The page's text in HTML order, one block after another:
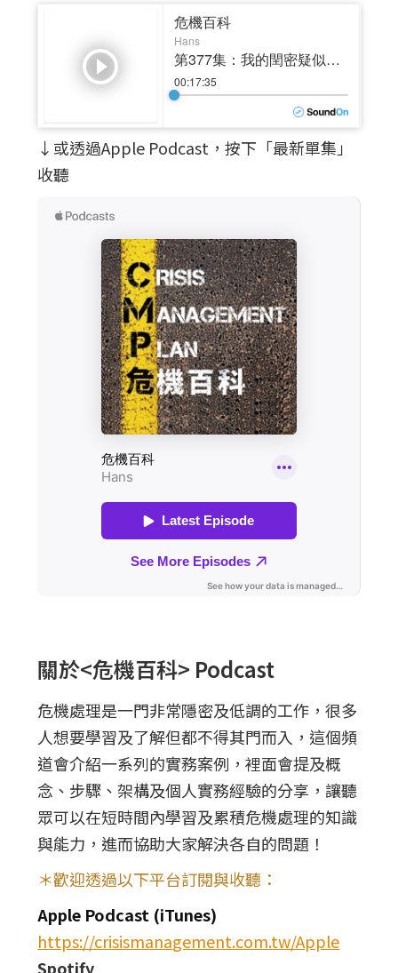
↓或透過Apple Podcast，按下「最新單集」
收聽
關於<危機百科> Podcast
危機處理是一門非常隱密及低調的工作，很多
人想要學習及了解但都不得其門而入，這個頻
道會介紹一系列的實務案例，裡面會提及概
念、步驟、架構及個人實務經驗的分享，讓聽
眾可以在短時間內學習及累積危機處理的知識
與能力，進而協助大家解決各自的問題！
＊歡迎透過以下平台訂閱與收聽：
Apple Podcast (iTunes)
https://crisismanagement.com.tw/Apple
Spotify